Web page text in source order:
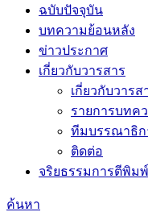
ฉบับปัจจุบัน
บทความย้อนหลัง
ข่าวประกาศ
เกี่ยวกับวารสาร
เกี่ยวกับวารส
รายการบทค
ทีมบรรณาธิก
ติดต่อ
จริยธรรมการตีพิมพ์
ค้นหา